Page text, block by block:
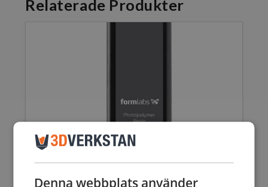
Relaterade Produkter
Denna webbplats använder